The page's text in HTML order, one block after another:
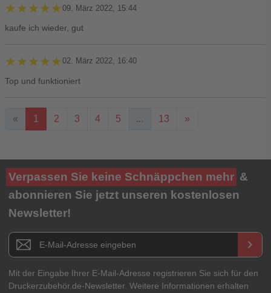
★★★★★
★★★★★09. März 2022, 15:44
kaufe ich wieder, gut
★★★★★
★★★★★02. März 2022, 16:40
Top und funktioniert
« 1 2 3 4 5 ... 13 »
Ihre Bewertung**
★★★★★
Titel**
E-Mail-Adresse
Ihr Passwort
Verpassen Sie keine Schnäppchen mehr &
abonnieren Sie jetzt unseren kostenlosen
Newsletter!
Newsletter E-Mail Adresse keyboard_arrow_right
Mit der Eingabe Ihrer E-Mail-Adresse registrieren Sie sich für den
Druckerzubehör.de-Newsletter. Weitere Informationen erhalten